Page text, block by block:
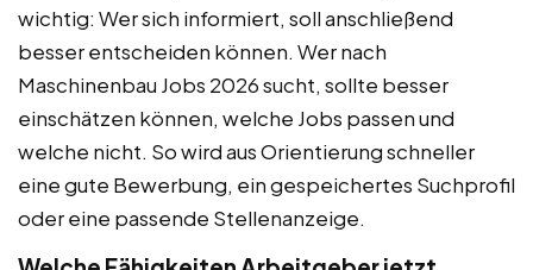
wichtig: Wer sich informiert, soll anschließend
besser entscheiden können. Wer nach
Maschinenbau Jobs 2026 sucht, sollte besser
einschätzen können, welche Jobs passen und
welche nicht. So wird aus Orientierung schneller
eine gute Bewerbung, ein gespeichertes Suchprofil
oder eine passende Stellenanzeige.